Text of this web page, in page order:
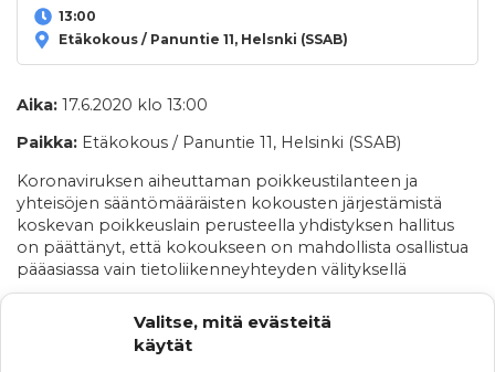
Valitse, mitä evästeitä
käytät
13:00
Etäkokous / Panuntie 11, Helsnki (SSAB)
Aika: 17.6.2020 klo 13:00
Paikka: Etäkokous / Panuntie 11, Helsinki (SSAB)
Koronaviruksen aiheuttaman poikkeustilanteen ja
yhteisöjen sääntömääräisten kokousten järjestämistä
koskevan poikkeuslain perusteella yhdistyksen hallitus
on päättänyt, että kokoukseen on mahdollista osallistua
pääasiassa vain tietoliikenneyhteyden välityksellä
päivitetään lähiaikoina, kokouskutsu tullaan läheteään
viimeistään 27.5.2020